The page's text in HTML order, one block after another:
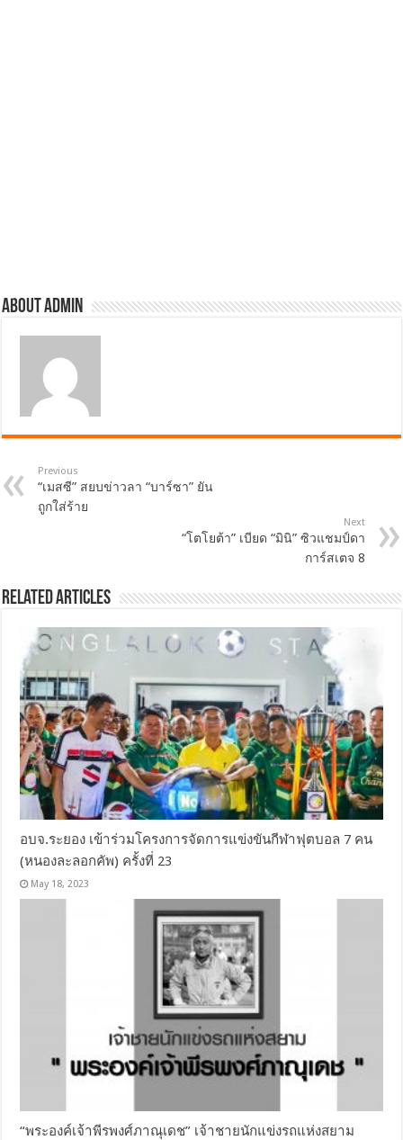
About admin
Previous
“เมสซี” สยบข่าวลา “บาร์ซา” ยัน
ถูกใส่ร้าย
Next
“โตโยต้า” เบียด “มินิ” ซิวแชมป์ดา
การ์สเตจ 8
Related Articles
อบจ.ระยอง เข้าร่วมโครงการจัดการแข่งขันกีฬาฟุตบอล 7 คน
(หนองละลอกคัพ) ครั้งที่ 23
May 18, 2023
“พระองค์เจ้าพีรพงศ์ภาณุเดช” เจ้าชายนักแข่งรถแห่งสยาม